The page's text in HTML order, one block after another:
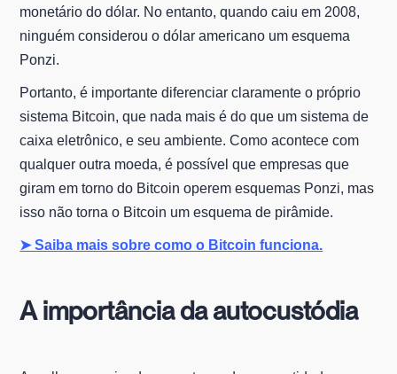
monetário do dólar. No entanto, quando caiu em 2008,
ninguém considerou o dólar americano um esquema
Ponzi.
Portanto, é importante diferenciar claramente o próprio
sistema Bitcoin, que nada mais é do que um sistema de
caixa eletrônico, e seu ambiente. Como acontece com
qualquer outra moeda, é possível que empresas que
giram em torno do Bitcoin operem esquemas Ponzi, mas
isso não torna o Bitcoin um esquema de pirâmide.
➤ Saiba mais sobre como o Bitcoin funciona.
A importância da autocustódia